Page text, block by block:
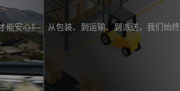
能安心！ 从包装、到运输、到派送，我们始